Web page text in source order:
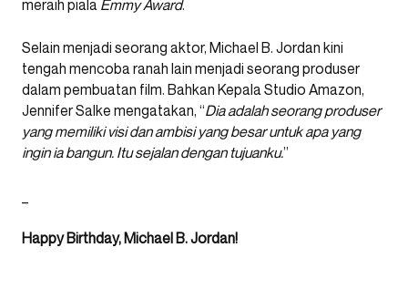
meraih piala Emmy Award.
Selain menjadi seorang aktor, Michael B. Jordan kini
tengah mencoba ranah lain menjadi seorang produser
dalam pembuatan film. Bahkan Kepala Studio Amazon,
Jennifer Salke mengatakan, “Dia adalah seorang produser
yang memiliki visi dan ambisi yang besar untuk apa yang
ingin ia bangun. Itu sejalan dengan tujuanku.”
Happy Birthday, Michael B. Jordan!